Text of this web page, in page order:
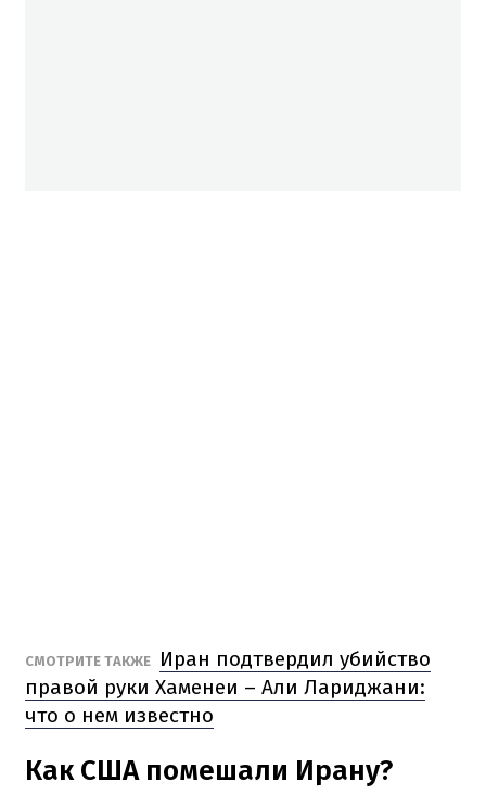
СМОТРИТЕ ТАКЖЕ
Иран подтвердил убийство
правой руки Хаменеи – Али Лариджани:
что о нем известно
Как США помешали Ирану?